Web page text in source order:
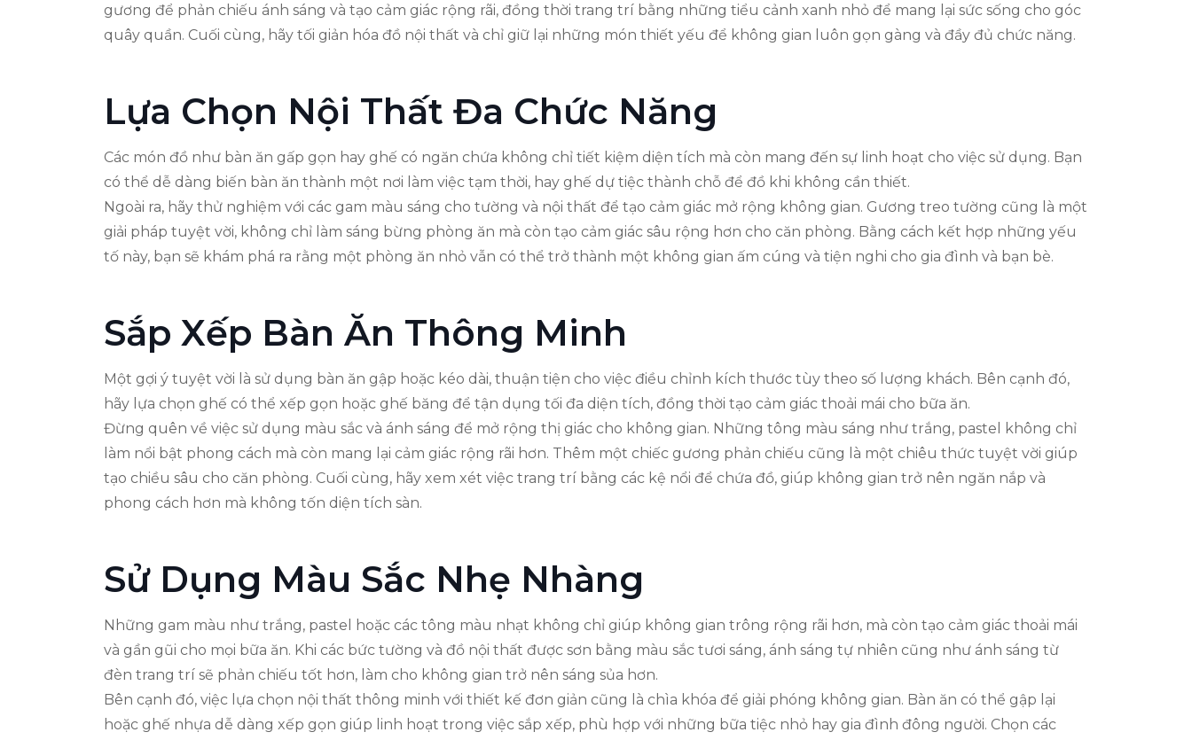
gương để phản chiếu ánh sáng và tạo cảm giác rộng rãi, đồng thời trang trí bằng những tiểu cảnh xanh nhỏ để mang lại sức sống cho góc
quây quần. Cuối cùng, hãy tối giản hóa đồ nội thất và chỉ giữ lại những món thiết yếu để không gian luôn gọn gàng và đầy đủ chức năng.
Lựa Chọn Nội Thất Đa Chức Năng
Các món đồ như bàn ăn gấp gọn hay ghế có ngăn chứa không chỉ tiết kiệm diện tích mà còn mang đến sự linh hoạt cho việc sử dụng. Bạn
có thể dễ dàng biến bàn ăn thành một nơi làm việc tạm thời, hay ghế dự tiệc thành chỗ để đồ khi không cần thiết.
Ngoài ra, hãy thử nghiệm với các gam màu sáng cho tường và nội thất để tạo cảm giác mở rộng không gian. Gương treo tường cũng là một
giải pháp tuyệt vời, không chỉ làm sáng bừng phòng ăn mà còn tạo cảm giác sâu rộng hơn cho căn phòng. Bằng cách kết hợp những yếu
tố này, bạn sẽ khám phá ra rằng một phòng ăn nhỏ vẫn có thể trở thành một không gian ấm cúng và tiện nghi cho gia đình và bạn bè.
Sắp Xếp Bàn Ăn Thông Minh
Một gợi ý tuyệt vời là sử dụng bàn ăn gập hoặc kéo dài, thuận tiện cho việc điều chỉnh kích thước tùy theo số lượng khách. Bên cạnh đó,
hãy lựa chọn ghế có thể xếp gọn hoặc ghế băng để tận dụng tối đa diện tích, đồng thời tạo cảm giác thoải mái cho bữa ăn.
Đừng quên về việc sử dụng màu sắc và ánh sáng để mở rộng thị giác cho không gian. Những tông màu sáng như trắng, pastel không chỉ
làm nổi bật phong cách mà còn mang lại cảm giác rộng rãi hơn. Thêm một chiếc gương phản chiếu cũng là một chiêu thức tuyệt vời giúp
tạo chiều sâu cho căn phòng. Cuối cùng, hãy xem xét việc trang trí bằng các kệ nổi để chứa đồ, giúp không gian trở nên ngăn nắp và
phong cách hơn mà không tốn diện tích sàn.
Sử Dụng Màu Sắc Nhẹ Nhàng
Những gam màu như trắng, pastel hoặc các tông màu nhạt không chỉ giúp không gian trông rộng rãi hơn, mà còn tạo cảm giác thoải mái
và gần gũi cho mọi bữa ăn. Khi các bức tường và đồ nội thất được sơn bằng màu sắc tươi sáng, ánh sáng tự nhiên cũng như ánh sáng từ
đèn trang trí sẽ phản chiếu tốt hơn, làm cho không gian trở nên sáng sủa hơn.
Bên cạnh đó, việc lựa chọn nội thất thông minh với thiết kế đơn giản cũng là chìa khóa để giải phóng không gian. Bàn ăn có thể gập lại
hoặc ghế nhựa dễ dàng xếp gọn giúp linh hoạt trong việc sắp xếp, phù hợp với những bữa tiệc nhỏ hay gia đình đông người. Chọn các